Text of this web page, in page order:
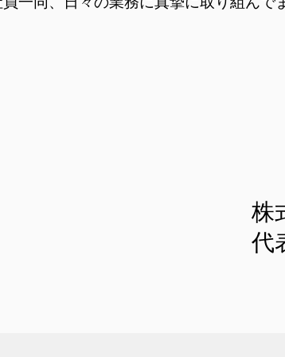
株
代